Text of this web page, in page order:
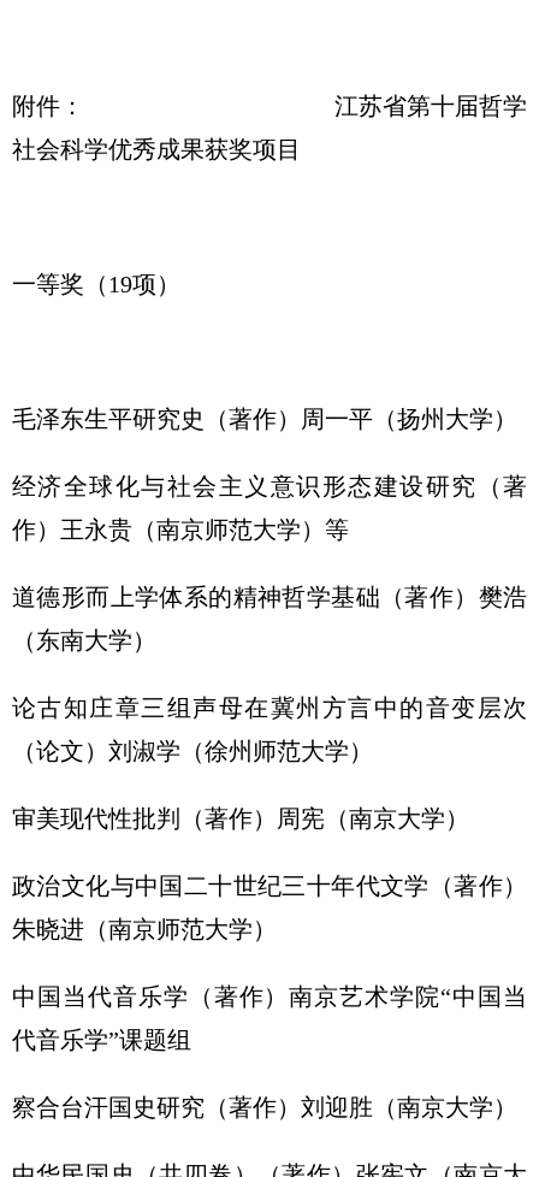
附件： 江苏省第十届哲学
社会科学优秀成果获奖项目
一等奖（19项）
毛泽东生平研究史（著作）周一平（扬州大学）
经济全球化与社会主义意识形态建设研究（著
作）王永贵（南京师范大学）等
道德形而上学体系的精神哲学基础（著作）樊浩
（东南大学）
论古知庄章三组声母在冀州方言中的音变层次
（论文）刘淑学（徐州师范大学）
审美现代性批判（著作）周宪（南京大学）
政治文化与中国二十世纪三十年代文学（著作）
朱晓进（南京师范大学）
中国当代音乐学（著作）南京艺术学院“中国当
代音乐学”课题组
察合台汗国史研究（著作）刘迎胜（南京大学）